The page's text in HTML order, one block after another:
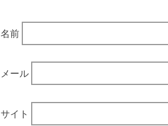
名前
メール
サイト